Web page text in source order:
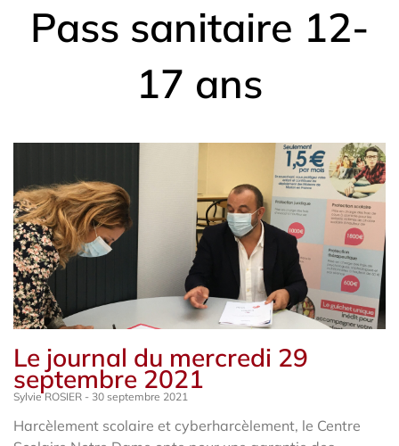
Pass sanitaire 12-
17 ans
Le journal du mercredi 29
septembre 2021
Sylvie ROSIER 30 septembre 2021
Harcèlement scolaire et cyberharcèlement, le Centre